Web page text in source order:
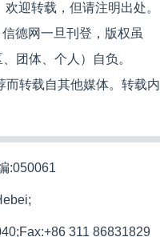
迎转载，但请注明出处。
德网一旦刊登，版权虽
团体、个人）自负。
而转载自其他媒体。转载内
:050061
Fax:+86 311 86831829